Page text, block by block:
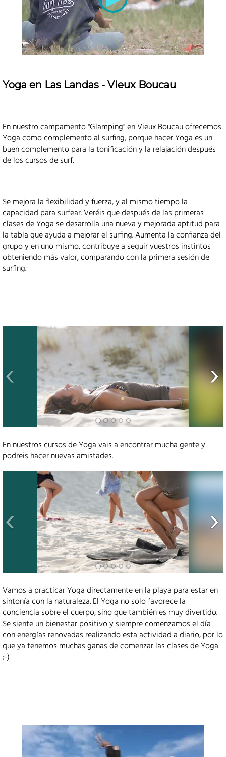
Yoga en Las Landas - Vieux Boucau
En nuestro campamento "Glamping" en Vieux Boucau ofrecemos
Yoga como complemento al surfing, porque hacer Yoga es un
buen complemento para la tonificación y la relajación después
de los cursos de surf.
Se mejora la flexibilidad y fuerza, y al mismo tiempo la
capacidad para surfear. Veréis que después de las primeras
clases de Yoga se desarrolla una nueva y mejorada aptitud para
la tabla que ayuda a mejorar el surfing. Aumenta la confianza del
grupo y en uno mismo, contribuye a seguir vuestros instintos
obteniendo más valor, comparando con la primera sesión de
surfing.
En nuestros cursos de Yoga vais a encontrar mucha gente y
podreis hacer nuevas amistades.
Vamos a practicar Yoga directamente en la playa para estar en
sintonía con la naturaleza. El Yoga no solo favorece la
conciencia sobre el cuerpo, sino que también es muy divertido.
Se siente un bienestar positivo y siempre comenzamos el día
con energías renovadas realizando esta actividad a diario, por lo
que ya tenemos muchas ganas de comenzar las clases de Yoga
;-)